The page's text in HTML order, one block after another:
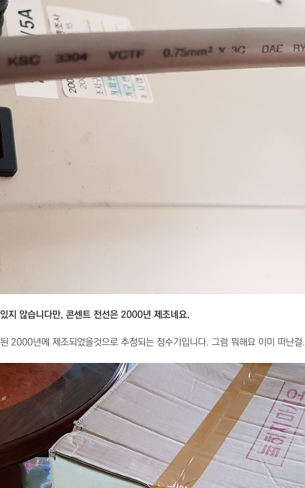
지 않습니다만, 콘센트 전선은 2000년 제조네요.
2000년에 제조되었을것으로 추정되는 정수기입니다. 그럼 뭐해요 이미 떠난걸.